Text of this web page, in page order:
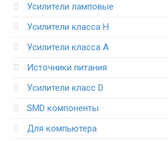
Усилители ламповые
Усилители класса H
Усилители класса А
Источники питания
Усилители класс D
SMD компоненты
Для компьютера